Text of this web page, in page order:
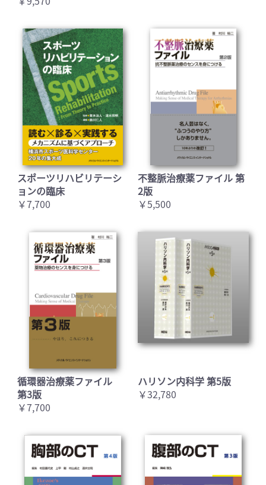
スポーツリハビリテーシ
ョンの臨床
￥7,700
不整脈治療薬ファイル 第
2版
￥5,500
循環器治療薬ファイル
第3版
￥7,700
ハリソン内科学 第5版
￥32,780